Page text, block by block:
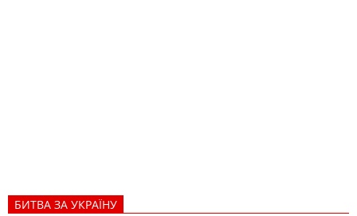
БИТВА ЗА УКРАЇНУ